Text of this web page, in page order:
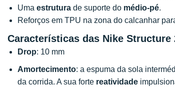
Uma estrutura de suporte do médio-pé.
Reforços em TPU na zona do calcanhar
Características das Nike Structure
Drop: 10 mm
Amortecimento: a espuma da sola
da corrida. A sua forte reatividade